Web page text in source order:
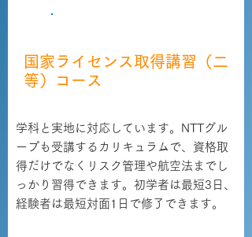
国家ライセンス取得講習（二
等）コース
学科と実地に対応しています。NTTグル
ープも受講するカリキュラムで、資格取
得だけでなくリスク管理や航空法までし
っかり習得できます。初学者は最短3日、
経験者は最短対面1日で修了できます。